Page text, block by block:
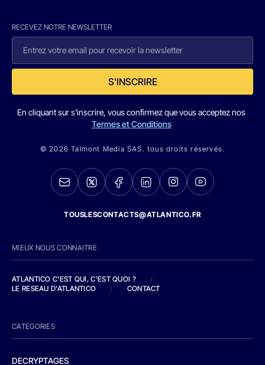
RECEVEZ NOTRE NEWSLETTER
S'INSCRIRE
En cliquant sur s'inscrire, vous confirmez que vous acceptez nos
Termes et Conditions
© 2026 Talmont Media SAS. tous droits réservés.
TOUSLESCONTACTS@ATLANTICO.FR
MIEUX NOUS CONNAITRE
ATLANTICO C'EST QUI, C'EST QUOI ?
/
LE RESEAU D'ATLANTICO
/ CONTACT
CATEGORIES
DECRYPTAGES